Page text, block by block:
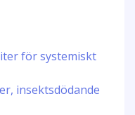
för systemiskt
insektsdödande